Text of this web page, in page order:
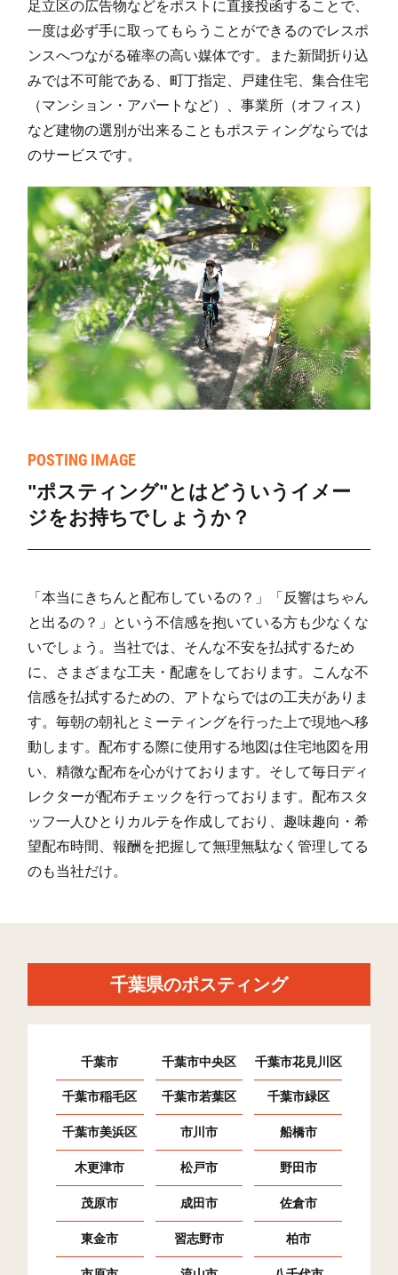
足立区の広告物などをポストに直接投函することで、
一度は必ず手に取ってもらうことができるのでレスポ
ンスへつながる確率の高い媒体です。また新聞折り込
みでは不可能である、町丁指定、戸建住宅、集合住宅
（マンション・アパートなど）、事業所（オフィス）
など建物の選別が出来ることもポスティングならでは
のサービスです。
POSTING IMAGE
"ポスティング"とはどういうイメー
ジをお持ちでしょうか？
「本当にきちんと配布しているの？」「反響はちゃん
と出るの？」という不信感を抱いている方も少なくな
いでしょう。当社では、そんな不安を払拭するため
に、さまざまな工夫・配慮をしております。こんな不
信感を払拭するための、アトならではの工夫がありま
す。毎朝の朝礼とミーティングを行った上で現地へ移
動します。配布する際に使用する地図は住宅地図を用
い、精微な配布を心がけております。そして毎日ディ
レクターが配布チェックを行っております。配布スタ
ッフ一人ひとりカルテを作成しており、趣味趣向・希
望配布時間、報酬を把握して無理無駄なく管理してる
のも当社だけ。
千葉県のポスティング
千葉市 千葉市中央区 千葉市花見川区
千葉市稲毛区 千葉市若葉区 千葉市緑区
千葉市美浜区 市川市 船橋市
木更津市 松戸市 野田市
茂原市 成田市 佐倉市
東金市 習志野市 柏市